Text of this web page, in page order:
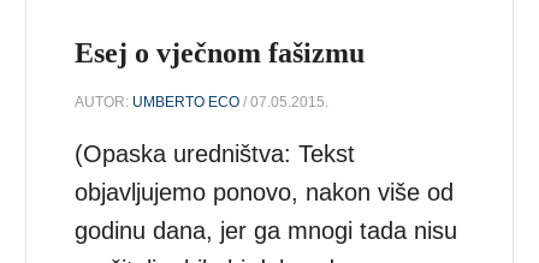
Esej o vječnom fašizmu
AUTOR: UMBERTO ECO / 07.05.2015.
(Opaska uredništva: Tekst
objavljujemo ponovo, nakon više od
godinu dana, jer ga mnogi tada nisu